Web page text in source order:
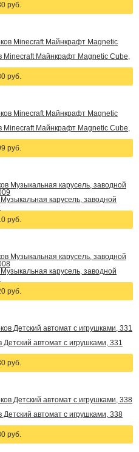
руб.
Minecraft Майнкрафт Magnetic Cube,
руб.
Minecraft Майнкрафт Magnetic Cube,
руб.
карусель, заводной
руб.
карусель, заводной
руб.
Детский автомат с игрушками, 331
руб.
Детский автомат с игрушками, 338
руб.